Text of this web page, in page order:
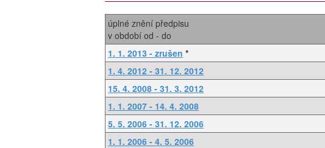
úplné znění předpisu
v období od - do
1. 1. 2013 - zrušen *
1. 4. 2012 - 31. 12. 2012
15. 4. 2008 - 31. 3. 2012
1. 1. 2007 - 14. 4. 2008
5. 5. 2006 - 31. 12. 2006
1. 1. 2006 - 4. 5. 2006